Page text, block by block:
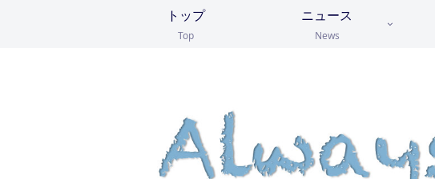
トップ
Top
ニュース
News